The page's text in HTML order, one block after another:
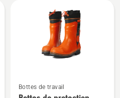
VoirBottes de travail